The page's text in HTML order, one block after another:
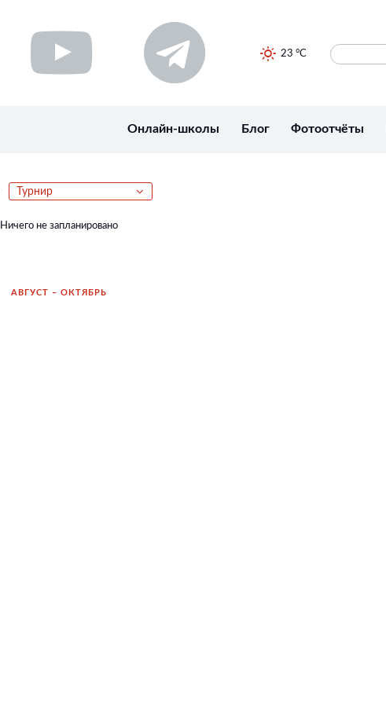
23 °C
Онлайн-школы Блог Фотоотчёты
Турнир
Ничего не запланировано
АВГУСТ – ОКТЯБРЬ